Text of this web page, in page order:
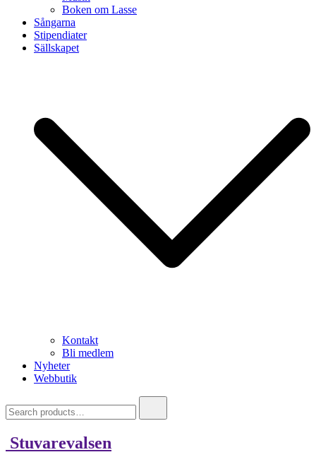
Boken om Lasse
Sångarna
Stipendiater
Sällskapet
Kontakt
Bli medlem
Nyheter
Webbutik
for:
Stuvarevalsen